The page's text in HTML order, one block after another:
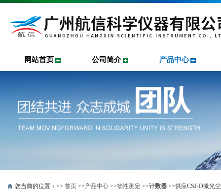
网站首页 公司简介 产品中心
您当前的位置：>> 首页 >>产品中心 >>物性测定 >>计数器 >>供应CSJ-D激光